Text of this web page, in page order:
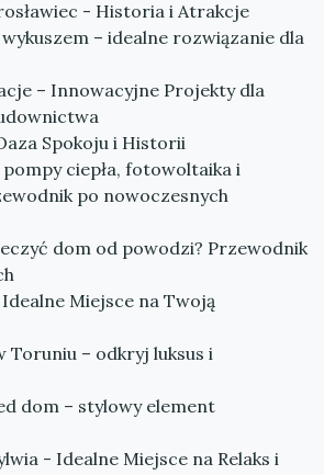
- Historia i Atrakcje
– idealne rozwiązanie dla
– Innowacyjne Projekty dla
Spokoju i Historii
ciepła, fotowoltaika i
po nowoczesnych
dom od powodzi? Przewodnik
Idealne Miejsce na Twoją
Toruniu – odkryj luksus i
dom – stylowy element
- Idealne Miejsce na Relaks i